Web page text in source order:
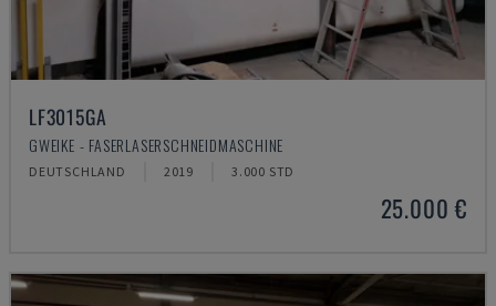
LF3015GA
GWEIKE - FASERLASERSCHNEIDMASCHINE
DEUTSCHLAND 2019 3.000 STD
25.000 €